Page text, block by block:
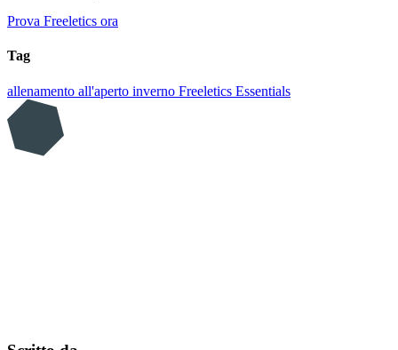
Prova Freeletics ora
Tag
allenamento all'aperto inverno Freeletics Essentials